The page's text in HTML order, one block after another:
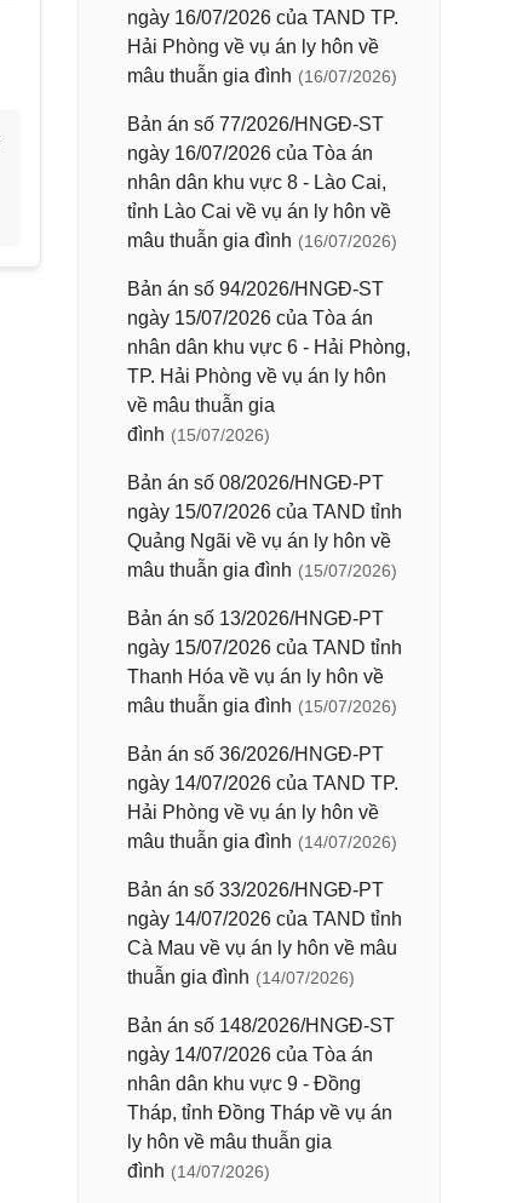
ngày 16/07/2026 của TAND TP.
Hải Phòng về vụ án ly hôn về
mâu thuẫn gia đình (16/07/2026)
Bản án số 77/2026/HNGĐ-ST
ngày 16/07/2026 của Tòa án
nhân dân khu vực 8 - Lào Cai,
tỉnh Lào Cai về vụ án ly hôn về
mâu thuẫn gia đình (16/07/2026)
Bản án số 94/2026/HNGĐ-ST
ngày 15/07/2026 của Tòa án
nhân dân khu vực 6 - Hải Phòng,
TP. Hải Phòng về vụ án ly hôn
về mâu thuẫn gia
đình (15/07/2026)
Bản án số 08/2026/HNGĐ-PT
ngày 15/07/2026 của TAND tỉnh
Quảng Ngãi về vụ án ly hôn về
mâu thuẫn gia đình (15/07/2026)
Bản án số 13/2026/HNGĐ-PT
ngày 15/07/2026 của TAND tỉnh
Thanh Hóa về vụ án ly hôn về
mâu thuẫn gia đình (15/07/2026)
Bản án số 36/2026/HNGĐ-PT
ngày 14/07/2026 của TAND TP.
Hải Phòng về vụ án ly hôn về
mâu thuẫn gia đình (14/07/2026)
Bản án số 33/2026/HNGĐ-PT
ngày 14/07/2026 của TAND tỉnh
Cà Mau về vụ án ly hôn về mâu
thuẫn gia đình (14/07/2026)
Bản án số 148/2026/HNGĐ-ST
ngày 14/07/2026 của Tòa án
nhân dân khu vực 9 - Đồng
Tháp, tỉnh Đồng Tháp về vụ án
ly hôn về mâu thuẫn gia
đình (14/07/2026)